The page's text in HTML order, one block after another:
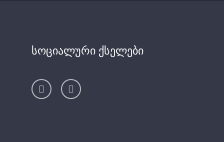
სოციალური ქსელები